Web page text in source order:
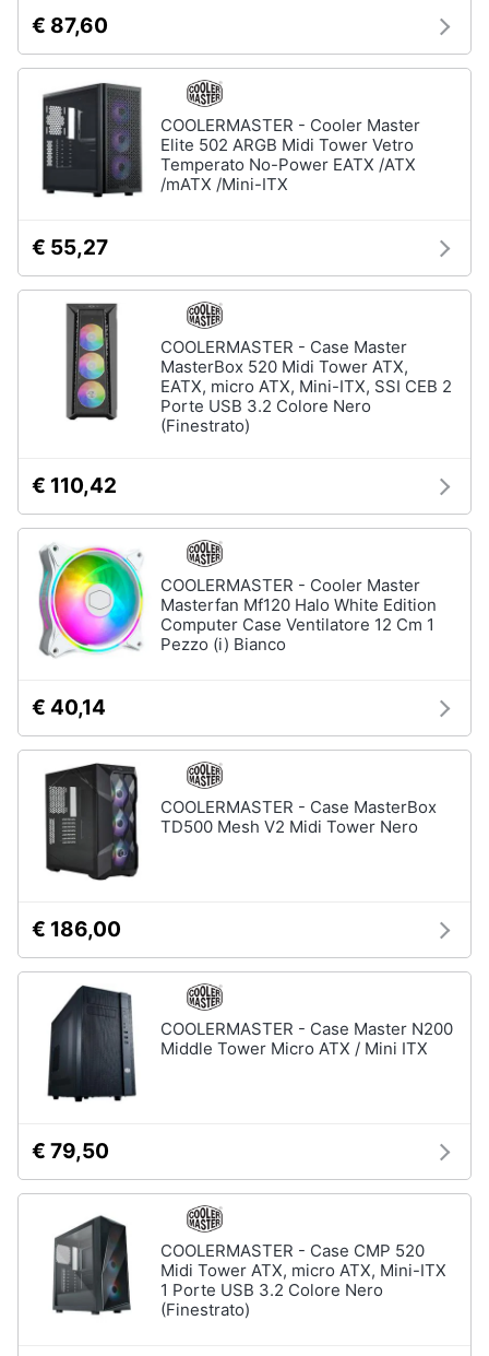
€ 87,60
COOLERMASTER - Cooler Master
Elite 502 ARGB Midi Tower Vetro
Temperato No-Power EATX /ATX
/mATX /Mini-ITX
€ 55,27
COOLERMASTER - Case Master
MasterBox 520 Midi Tower ATX,
EATX, micro ATX, Mini-ITX, SSI CEB 2
Porte USB 3.2 Colore Nero
(Finestrato)
€ 110,42
COOLERMASTER - Cooler Master
Masterfan Mf120 Halo White Edition
Computer Case Ventilatore 12 Cm 1
Pezzo (i) Bianco
€ 40,14
COOLERMASTER - Case MasterBox
TD500 Mesh V2 Midi Tower Nero
€ 186,00
COOLERMASTER - Case Master N200
Middle Tower Micro ATX / Mini ITX
€ 79,50
COOLERMASTER - Case CMP 520
Midi Tower ATX, micro ATX, Mini-ITX
1 Porte USB 3.2 Colore Nero
(Finestrato)